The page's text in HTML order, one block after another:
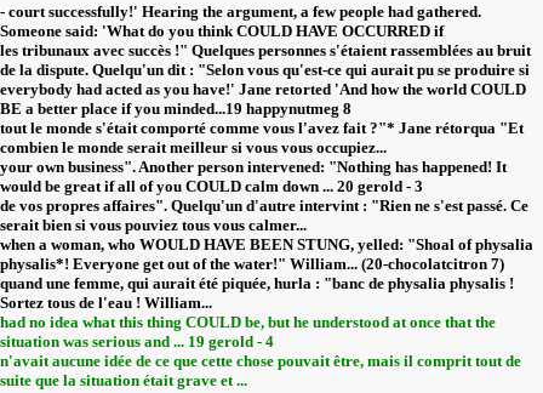
- court successfully!' Hearing the argument, a few people had gathered.
Someone said: 'What do you think COULD HAVE OCCURRED if
les tribunaux avec succès !" Quelques personnes s'étaient rassemblées au bruit
de la dispute. Quelqu'un dit : "Selon vous qu'est-ce qui aurait pu se produire si
everybody had acted as you have!' Jane retorted 'And how the world COULD
BE a better place if you minded...19 happynutmeg 8
tout le monde s'était comporté comme vous l'avez fait ?"* Jane rétorqua "Et
combien le monde serait meilleur si vous vous occupiez...
your own business". Another person intervened: "Nothing has happened! It
would be great if all of you COULD calm down ... 20 gerold - 3
de vos propres affaires". Quelqu'un d'autre intervint : "Rien ne s'est passé. Ce
serait bien si vous pouviez tous vous calmer...
when a woman, who WOULD HAVE BEEN STUNG, yelled: "Shoal of physalia
physalis*! Everyone get out of the water!" William... (20-chocolatcitron 7)
quand une femme, qui aurait été piquée, hurla : "banc de physalia physalis !
Sortez tous de l'eau ! William...
had no idea what this thing COULD be, but he understood at once that the
situation was serious and ... 19 gerold - 4
n'avait aucune idée de ce que cette chose pouvait être, mais il comprit tout de
suite que la situation était grave et ...